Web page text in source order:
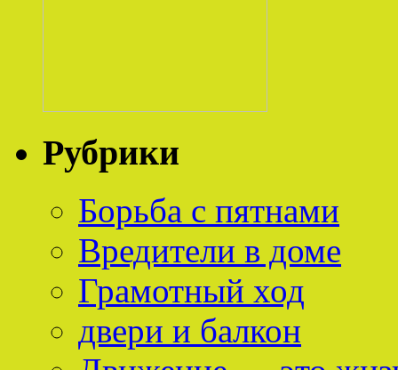
Рубрики
Борьба с пятнами
Вредители в доме
Грамотный ход
двери и балкон